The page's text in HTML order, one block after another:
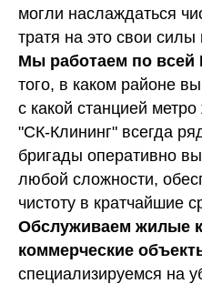
могли наслаждаться
тратя на это свои силы
Мы работаем по всей
того, в каком районе
с какой станцией
"СК-Клининг" всегда
бригады оперативно
любой сложности,
чистоту в кратчайшие
Обслуживаем жилые
коммерческие
специализируемся на